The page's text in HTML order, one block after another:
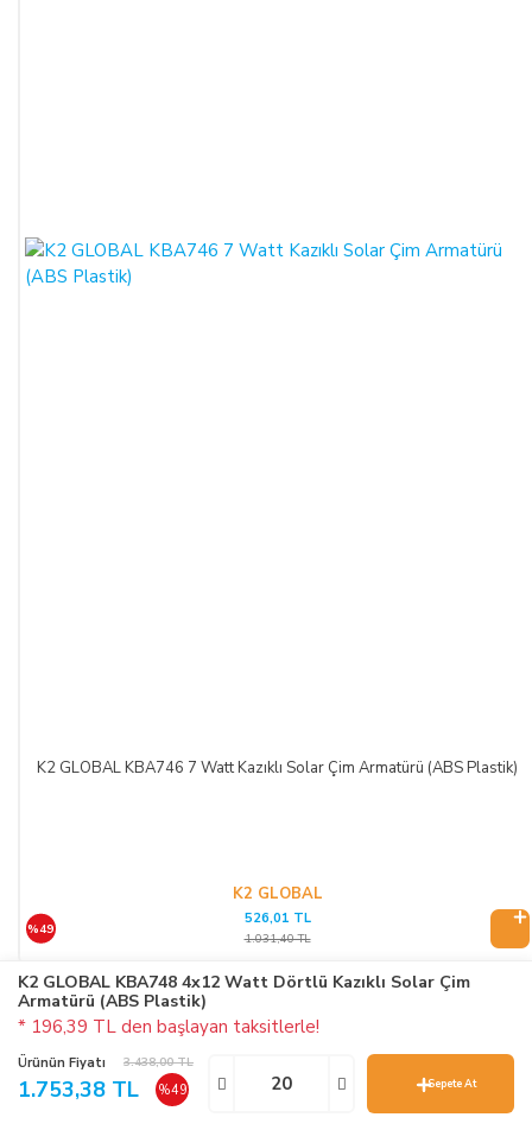
K2 GLOBAL KBA748 4x12 Watt Dörtlü Kazıklı Solar Çim
Armatürü (ABS Plastik)
* 196,39 TL den başlayan taksitlerle!
Ürünün Fiyatı 3.438,00 TL
1.753,38 TL %49 Sepete At
K2 GLOBAL KBA746 7 Watt Kazıklı Solar Çim Armatürü (ABS Plastik)
K2 GLOBAL
%49
526,01 TL
1.031,40 TL
Birlikte Tavsiye Edilenler
Tavsiye Ürün Bulunamadı